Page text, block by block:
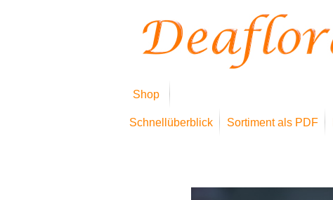
Shop
Schnellüberblick Sortiment als PDF